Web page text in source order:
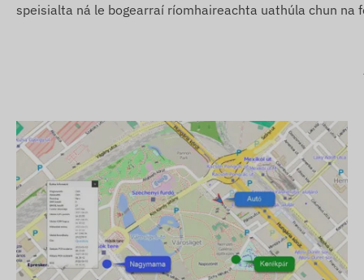
Ábhar an phacáiste
Coinníollacha úsáide
Chun an fheidhm rianaithe a úsáid, tá gá le cárta SIM
Powerbank (luchtaire) gan chárta SIM freisin. Chun go
gníomhach le córais satailíte suite agus le líonraí
stádais a fhiosrú trí SMS nó trí aip rianaithe ar líne ó áit
Réigiún Oibriúcháin
speisialta ná le bogearraí ríomhaireachta uathúla chun